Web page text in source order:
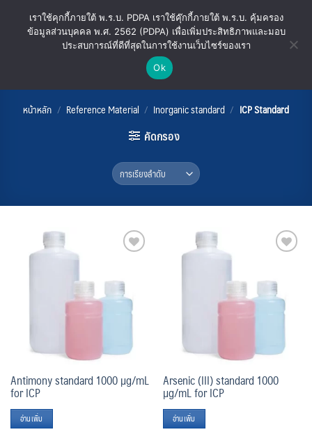
ICP Standard
หน้าหลัก / Reference Material / Inorganic standard / ICP Standard
คัดกรอง
wishlist
Antimony standard 1000 µg/mL
for ICP
อ่านเพิ่ม
wishlist
Arsenic (III) standard 1000
µg/mL for ICP
อ่านเพิ่ม
เราใช้คุกกี้ภายใต้ พ.ร.บ. PDPA เราใช้คุ๊กกี้ภายใต้ พ.ร.บ. คุ้มครอง
ข้อมูลส่วนบุคคล พ.ศ. 2562 (PDPA) เพื่อเพิ่มประสิทธิภาพและมอบ
ประสบการณ์ที่ดีที่สุดในการใช้งานเว็บไซร์ของเรา
Ok